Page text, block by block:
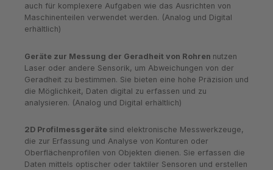
auch für komplexere Aufgaben wie das Ausrichten von
Maschinenteilen verwendet werden. (Analog und Digital
erhältlich)
Geräte zur Messung der Geradheit von Rohren nutzen
Laser oder andere Sensorik, um Abweichungen von der
Geradheit zu bestimmen. Sie bieten eine hohe Präzision und
die Möglichkeit, Daten digital zu erfassen und zu
analysieren. (Analog und Digital erhältlich)
2D Profilmessgeräte sind elektronische Messwerkzeuge,
die zur Erfassung und Analyse von Konturen oder
Oberflächenprofilen von Objekten dienen. Sie erfassen die
Daten mittels optischer oder taktiler Sensoren und erstellen